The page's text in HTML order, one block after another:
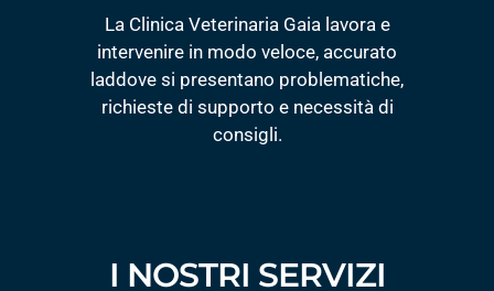
La Clinica Veterinaria Gaia lavora e
intervenire in modo veloce, accurato
laddove si presentano problematiche,
richieste di supporto e necessità di
consigli.
I NOSTRI SERVIZI